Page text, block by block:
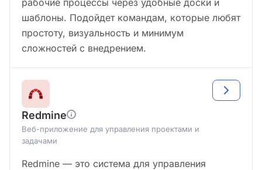
рабочие процессы через удобные доски и
шаблоны. Подойдет командам, которые любят
простоту, визуальность и минимум
сложностей с внедрением.
Redmine
Веб-приложение для управления проектами и
задачами
Redmine — это система для управления